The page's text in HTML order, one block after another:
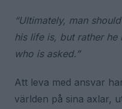
“Ultimately, man
his life is, but rather he
who is asked.”
Att leva med ansvar
världen på sina axlar,